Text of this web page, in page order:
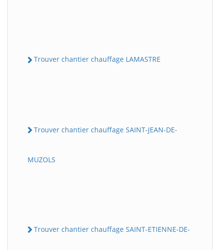
Trouver chantier chauffage LAMASTRE
Trouver chantier chauffage SAINT-JEAN-DE-
MUZOLS
Trouver chantier chauffage SAINT-ETIENNE-DE-